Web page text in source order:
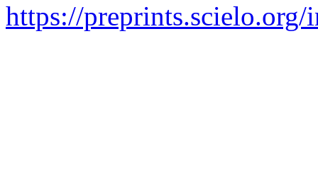
https://